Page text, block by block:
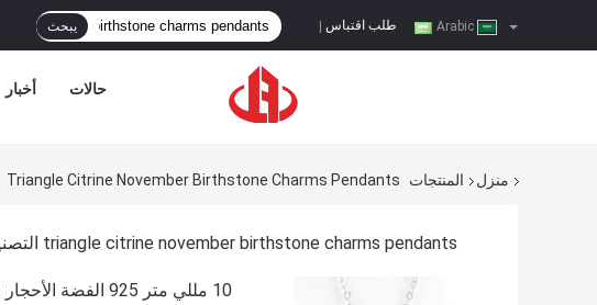
طلب اقتباس يبحث
أخبار حالات
منزل المنتجات Triangle Citrine November Birthstone Charms Pendants
triangle citrine november birthstone charms pendants التصنيع عبر الإنترنت
10 مللي متر 925